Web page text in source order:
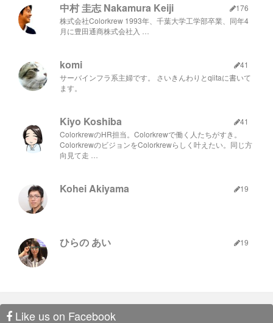
中村 圭志 Nakamura Keiji
176
株式会社Colorkrew 1993年、千葉大学工学部卒業、同年4
月に豊田通商株式会社入 …
komi
41
サーバインフラ系主婦です。 さいきんわりとqiitaに書いて
ます。
Kiyo Koshiba
41
ColorkrewのHR担当。Colorkrewで働く人たちがすき。
ColorkrewのビジョンをColorkrewらしく叶えたい。同じ方
向見て走 …
Kohei Akiyama 19
ひらの あい 19
Like us on Facebook